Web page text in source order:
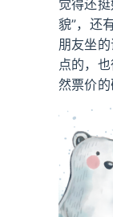
觉得还
貌”，还
朋友坐
点的，
然票价